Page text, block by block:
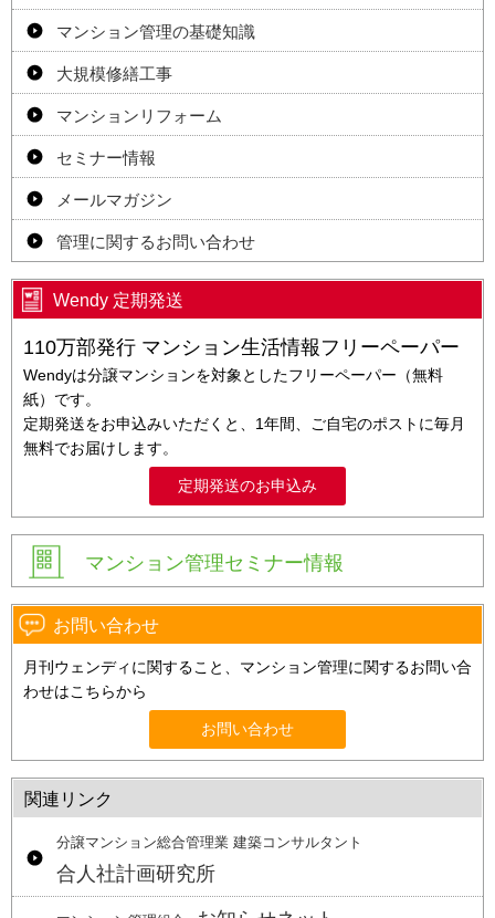
マンション管理の基礎知識
大規模修繕工事
マンションリフォーム
セミナー情報
メールマガジン
管理に関するお問い合わせ
Wendy 定期発送
110万部発行 マンション生活情報フリーペーパー
Wendyは分譲マンションを対象としたフリーペーパー（無料
紙）です。
定期発送をお申込みいただくと、1年間、ご自宅のポストに毎月
無料でお届けします。
定期発送のお申込み
マンション管理セミナー情報
お問い合わせ
月刊ウェンディに関すること、マンション管理に関するお問い合
わせはこちらから
お問い合わせ
関連リンク
分譲マンション総合管理業 建築コンサルタント
合人社計画研究所